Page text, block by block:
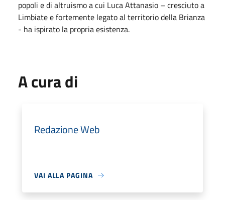
popoli e di altruismo a cui Luca Attanasio – cresciuto a
Limbiate e fortemente legato al territorio della Brianza
- ha ispirato la propria esistenza.
A cura di
Redazione Web
VAI ALLA PAGINA